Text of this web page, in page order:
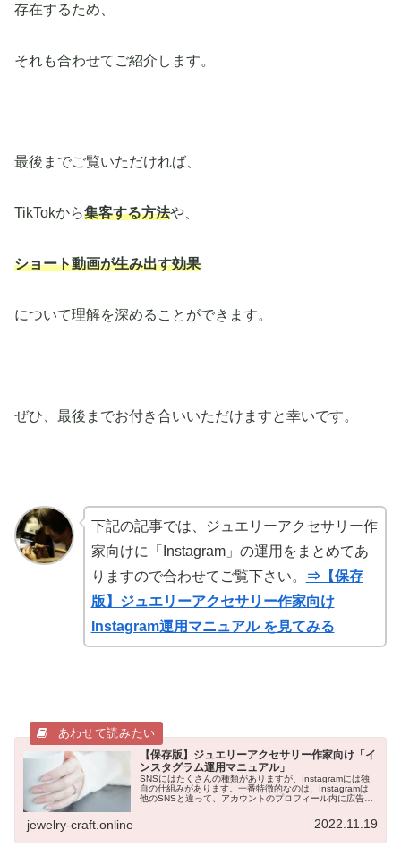
存在するため、
それも合わせてご紹介します。
最後までご覧いただければ、
TikTokから集客する方法や、
ショート動画が生み出す効果
について理解を深めることができます。
ぜひ、最後までお付き合いいただけますと幸いです。
下記の記事では、ジュエリーアクセサリー作
家向けに「Instagram」の運用をまとめてあ
りますので合わせてご覧下さい。
⇒【保存
版】ジュエリーアクセサリー作家向け
Instagram運用マニュアル を見てみる
【保存版】ジュエリーアクセサリー作家向け「イ
ンスタグラム運用マニュアル」
SNSにはたくさんの種類がありますが、Instagramには独
自の仕組みがあります。一番特徴的なのは、Instagramは
他のSNSと違って、アカウントのプロフィール内に広告が
jewelry-craft.online 2022.11.19